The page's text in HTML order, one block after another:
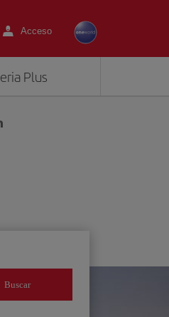
Acceso
Plus
Buscar